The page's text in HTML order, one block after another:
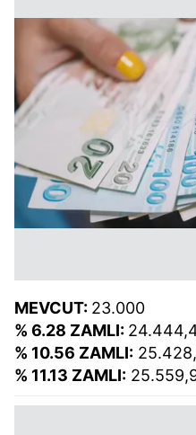
MEVCUT: 23.000
% 6.28 ZAMLI:
% 10.56 ZAMLI:
% 11.13 ZAMLI: